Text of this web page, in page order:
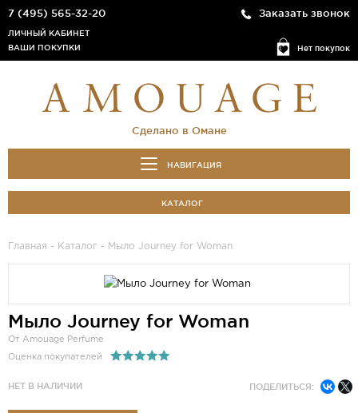
7 (495) 565-32-20 Заказать звонок
Нет покупок
ЛИЧНЫЙ КАБИНЕТ
ВАШИ ПОКУПКИ
Сделано в Омане
НАВИГАЦИЯ
КАТАЛОГ
Главная - Каталог - Мыло Journey for Woman
Мыло Journey for Woman
От Amouage Perfume
Оценка покупателей
НЕТ В НАЛИЧИИ ПОДЕЛИТЬСЯ: